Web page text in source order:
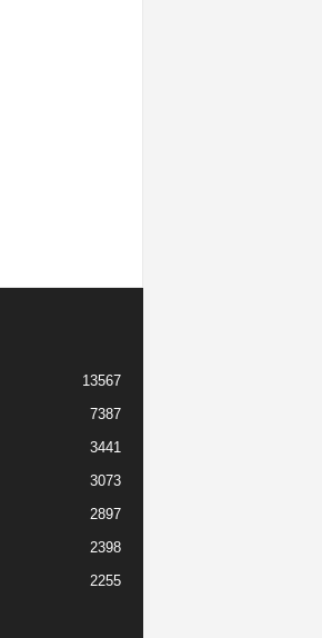
13567
7387
3441
3073
2897
2398
2255